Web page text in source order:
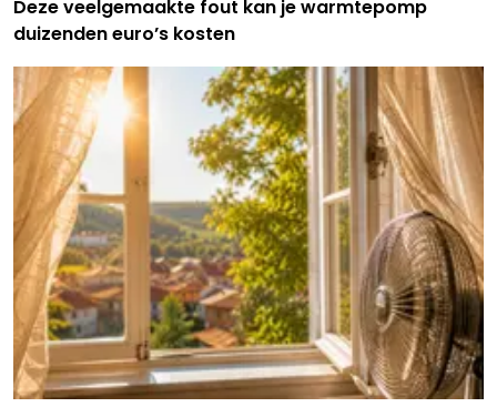
Deze veelgemaakte fout kan je warmtepomp
duizenden euro’s kosten